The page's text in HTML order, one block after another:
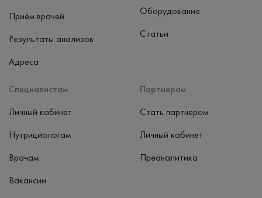
Приём врачей
Результаты анализов
Адреса
Специалистам
Личный кабинет
Нутрициологам
Врачам
Вакансии
Партнерам
Стать партнером
Личный кабинет
Преаналитика
Оборудование
Статьи